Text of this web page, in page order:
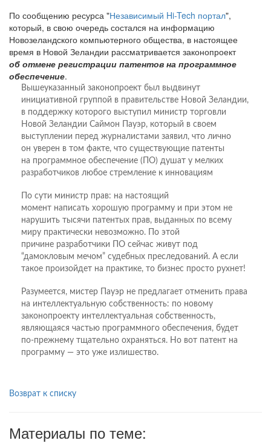
По сообщению ресурса "Независимый Hi-Tech портал",
который, в свою очередь состался на информацию
Новозеландского компьютерного общества, в настоящее
время в Новой Зеландии рассматривается законопроект
об отмене регистрации патентов на программное
обеспечение.
Вышеуказанный законопроект был выдвинут
инициативной группой в правительстве Новой Зеландии,
в поддержку которого выступил министр торговли
Новой Зеландии Саймон Пауэр, который в своем
выступлении перед журналистами заявил, что лично
он уверен в том факте, что существующие патенты
на программное обеспечение (ПО) душат у мелких
разработчиков любое стремление к инновациям
По сути министр прав: на настоящий
момент написать хорошую программу и при этом не
нарушить тысячи патентых прав, выданных по всему
миру практически невозможно. По этой
причине разработчики ПО сейчас живут под
“дамокловым мечом” судебных преследований. А если
такое произойдет на практике, то бизнес просто рухнет!
Разумеется, мистер Пауэр не предлагает отменить права
на интеллектуальную собственность: по новому
законопроекту интеллектуальная собственность,
являющаяся частью программного обеспечения, будет
по-прежнему тщательно охраняться. Но вот патент на
программу — это уже излишество.
Возврат к списку
Материалы по теме: